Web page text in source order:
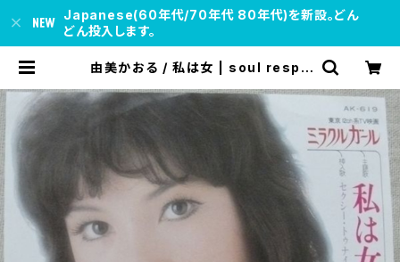
Japanese(60年代/70年代 80年代)を新設。どん
どん投入します。
由美かおる / 私は女 | soul respe